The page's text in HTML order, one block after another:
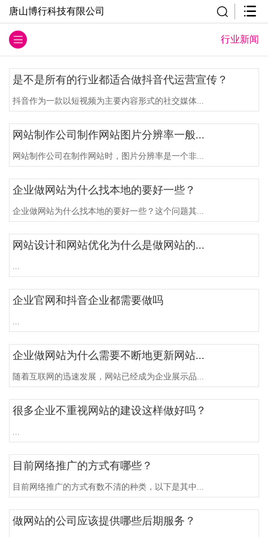
唐山博行科技有限公司
行业新闻
是不是所有的行业都适合做抖音代运营宣传？
抖音作为一款以短视频为主要内容形式的社交媒体...
网站制作公司制作网站图片分辨率一般...
网站制作公司在制作网站时，图片分辨率是一个非...
企业做网站为什么找本地的要好一些？
企业做网站为什么找本地的要好一些？这个问题其...
网站设计和网站优化为什么是做网站的...
...
企业官网和抖音企业都需要做吗
...
企业做网站为什么需要不断地更新网站...
随着互联网的迅速发展，网站已经成为企业展示品...
很多企业不重视网站的建设这样做好吗？
...
目前网络推广的方式有哪些？
目前网络推广的方式有数不清的种类，以下是其中...
做网站的公司应该提供哪些后期服务？